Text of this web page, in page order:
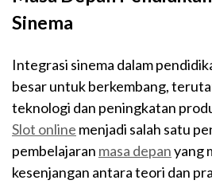
Sinema
Integrasi sinema dalam
besar untuk berkembang,
teknologi dan peningkatan
Slot online menjadi salah satu
pembelajaran masa depanyang
kesenjangan antara teori dan